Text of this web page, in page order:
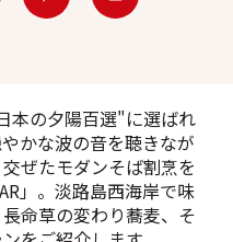
本の夕陽百選"に選ばれ
かな波の音を聴きなが
ぜたモダンそば割烹を
」。淡路島西海岸で味
命草の変わり蕎麦、そ